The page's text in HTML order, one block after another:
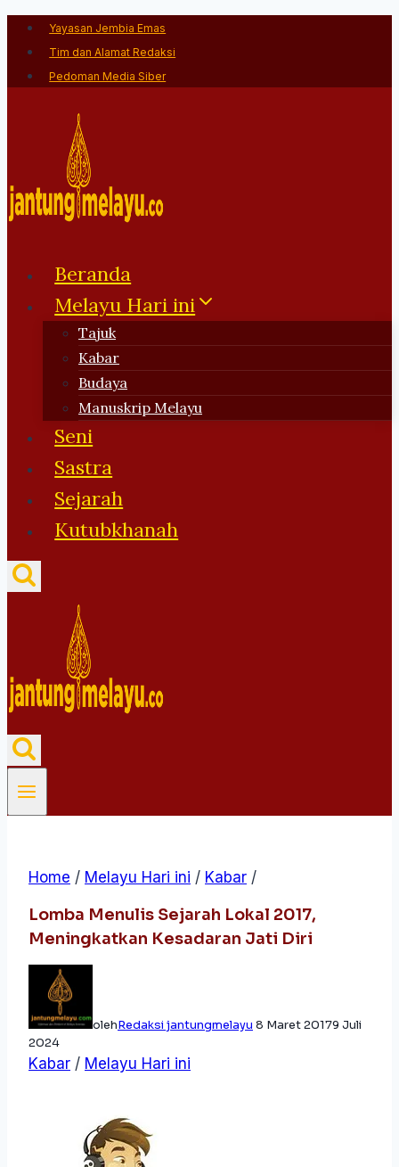
Skip
content
Yayasan Jembia Emas
Tim dan Alamat Redaksi
Pedoman Media Siber
Beranda
Melayu Hari ini
Tajuk
Kabar
Budaya
Manuskrip Melayu
Seni
Sastra
Sejarah
Kutubkhanah
Home / Melayu Hari ini / Kabar /
Lomba Menulis Sejarah Lokal 2017,
Meningkatkan Kesadaran Jati Diri
olehRedaksi jantungmelayu 8 Maret 20179 Juli
2024
Kabar / Melayu Hari ini